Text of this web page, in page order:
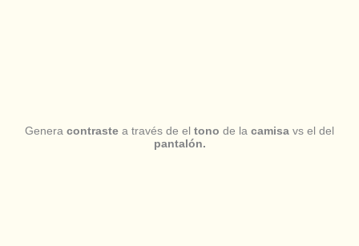
Genera contraste a través de el tono de la camisa vs el del
pantalón.